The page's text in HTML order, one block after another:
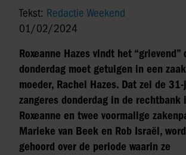
Tekst: Redactie Weekend
01/02/2024
Roxeanne Hazes vindt het “grievend”
donderdag moet getuigen in een
moeder, Rachel Hazes. Dat zei de
zangeres donderdag in de rechtbank
Roxeanne en twee voormalige
Marieke van Beek en Rob Israël,
gehoord over de periode waarin ze